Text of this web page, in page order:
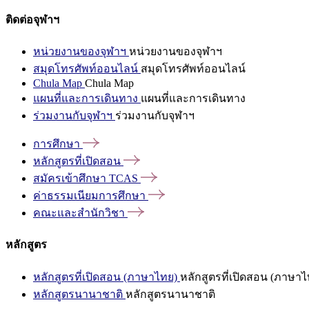
ติดต่อจุฬาฯ
หน่วยงานของจุฬาฯ หน่วยงานของจุฬาฯ
สมุดโทรศัพท์ออนไลน์ สมุดโทรศัพท์ออนไลน์
Chula Map Chula Map
แผนที่และการเดินทาง แผนที่และการเดินทาง
ร่วมงานกับจุฬาฯ ร่วมงานกับจุฬาฯ
การศึกษา
หลักสูตรที่เปิดสอน
สมัครเข้าศึกษา TCAS
ค่าธรรมเนียมการศึกษา
คณะและสำนักวิชา
หลักสูตร
หลักสูตรที่เปิดสอน (ภาษาไทย) หลักสูตรที่เปิดสอน (ภาษาไ
หลักสูตรนานาชาติ หลักสูตรนานาชาติ